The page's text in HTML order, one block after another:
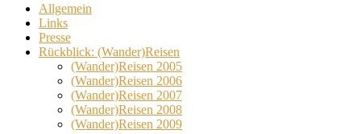
Allgemein
Links
Presse
Rückblick: (Wander)Reisen
(Wander)Reisen 2005
(Wander)Reisen 2006
(Wander)Reisen 2007
(Wander)Reisen 2008
(Wander)Reisen 2009